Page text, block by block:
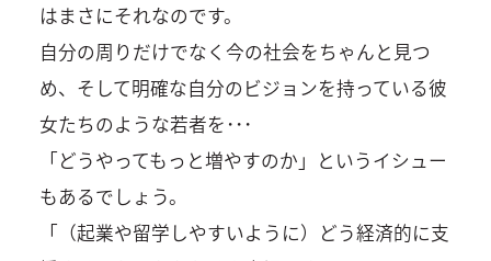
はまさにそれなのです。
自分の周りだけでなく今の社会をちゃんと見つ
め、そして明確な自分のビジョンを持っている彼
女たちのような若者を･･･
「どうやってもっと増やすのか」というイシュー
もあるでしょう。
「（起業や留学しやすいように）どう経済的に支